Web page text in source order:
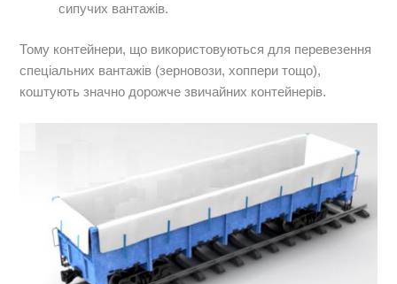
сипучих вантажів.
Тому контейнери, що використовуються для перевезення
спеціальних вантажів (зерновози, хоппери тощо),
коштують значно дорожче звичайних контейнерів.